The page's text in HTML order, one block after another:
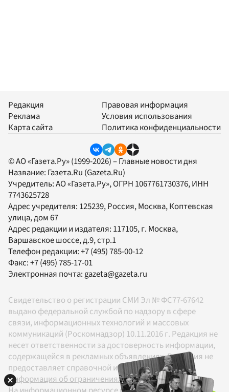
Редакция
Реклама
Карта сайта
Правовая информация
Условия использования
Политика конфиденциальности
© АО «Газета.Ру» (1999-2026) – Главные новости дня
Название: Газета.Ru (Gazeta.Ru)
Учредитель:АО «Газета.Ру», ОГРН 1067761730376, ИНН
7743625728
Адрес учредителя: 125239, Россия, Москва, Коптевская
улица, дом 67
Адрес редакции и издателя: 117105, г. Москва,
Варшавское шоссе, д.9, стр.1
Телефон редакции:+7 (495) 785-00-12
Факс:+7 (495) 785-17-01
Электронная почта:gazeta@gazeta.ru
Свидетельство о регистрации СМИ Эл № ФС77-67642
выдано федеральной службой по надзору в сфере
связи, информационных технологий и массовых
коммуникаций (Роскомнадзор) 10.11.2016 г. Редакция не
несет ответственности за достоверность информации,
содержащейся в рекламных объявлениях. Редакция не
предоставляет справочной информации.
Информация об ограничениях